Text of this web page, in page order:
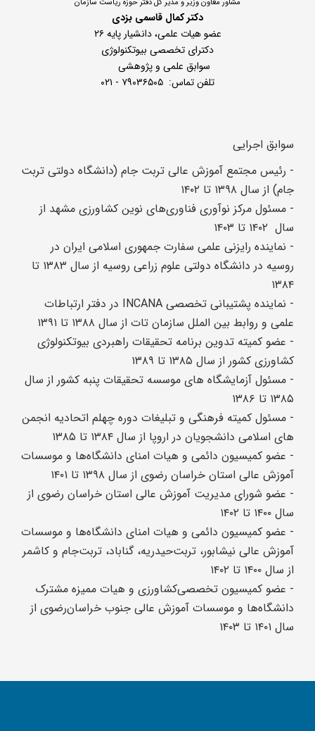
مشاور معاون وزیر و مدیر کل دفتر حوزه ریاست سازمان
دکتر کمال قاسمی بزدی
عضو هیات علمی، دانشیار پایه ۲۶
دکترای تخصصی بیوتکنولوژی
سوابق علمی و پژوهشی
تلفن تماس: ۷۹۰۳۶۵۰۵ - ۰۲۱
سوابق اجرایی
- رئیس مجتمع آموزش عالی تربت جام (دانشگاه دولتی تربت
جام) از سال ۱۳۹۸ تا ۱۴۰۲
- مسئول مرکز نوآوری فناوری‌های نوین کشاورزی مشهد از
سال ۱۴۰۲ تا ۱۴۰۳
- نماینده رایزنی علمی سفارت جمهوری اسلامی ایران در
روسیه در دانشگاه دولتی علوم زراعی روسیه از سال ۱۳۸۳ تا
۱۳۸۴
- نماینده پشتیبانی تخصصی INCANA در دفتر ارتباطات
- عضو کمیته تدوین برنامه تحقیقات راهبردی بیوتکنولوژی
کشاورزی کشور از سال ۱۳۸۵ تا ۱۳۸۹
- مسئول آزمایشگاه‌ های موسسه تحقیقات پنبه کشور از سال
۱۳۸۵ تا ۱۳۸۶
- مسئول کمیته فرهنگی و تبلیغات دوره چهلم اتحادیه انجمن
- عضو کمیسیون دائمی و هیات امنای دانشگاه‌ها و موسسات
آموزش عالی استان خراسان رضوی از سال ۱۳۹۸ تا ۱۴۰۱
- عضو شورای مدیریت آموزش عالی استان خراسان رضوی از
سال ۱۴۰۰ تا ۱۴۰۲
- عضو کمیسیون‌ دائمی و‌ هیات امنای‌ دانشگاه‌‌ها و موسسات
آموزش عالی‌ نیشابور، تربت‌‌حیدریه، گناباد، تربت‌جام‌ و‌‌ کاشمر
از سال ۱۴۰۰ تا ۱۴۰۲
- عضو کمیسیون تخصصی‌کشاورزی و هیات‌ ممیزه مشترک
دانشگاه‌‌‌ها‌ و موسسات آموزش عالی جنوب خراسان‌رضوی از
سال ۱۴۰۱ تا ۱۴۰۳